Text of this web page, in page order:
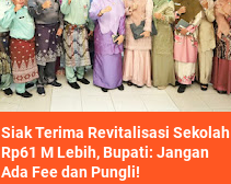
Siak Terima Revitalisasi Sekolah
Rp61 M Lebih, Bupati: Jangan
Ada Fee dan Pungli!